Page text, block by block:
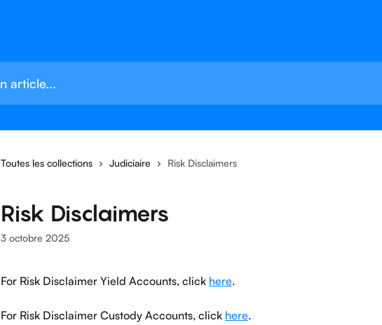
Toutes les collections Judiciaire Risk Disclaimers
Risk Disclaimers
3 octobre 2025
For Risk Disclaimer Yield Accounts, click here.
For Risk Disclaimer Custody Accounts, click here.